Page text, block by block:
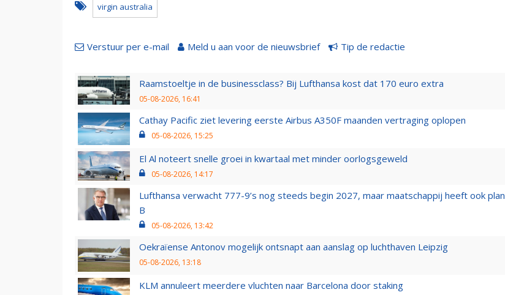
virgin australia
Verstuur per e-mail Meld u aan voor de nieuwsbrief Tip de redactie
Raamstoeltje in de businessclass? Bij Lufthansa kost dat 170 euro extra
05-08-2026, 16:41
Cathay Pacific ziet levering eerste Airbus A350F maanden vertraging oplopen
05-08-2026, 15:25
El Al noteert snelle groei in kwartaal met minder oorlogsgeweld
05-08-2026, 14:17
Lufthansa verwacht 777-9’s nog steeds begin 2027, maar maatschappij heeft ook plan
B
05-08-2026, 13:42
Oekraïense Antonov mogelijk ontsnapt aan aanslag op luchthaven Leipzig
05-08-2026, 13:18
KLM annuleert meerdere vluchten naar Barcelona door staking